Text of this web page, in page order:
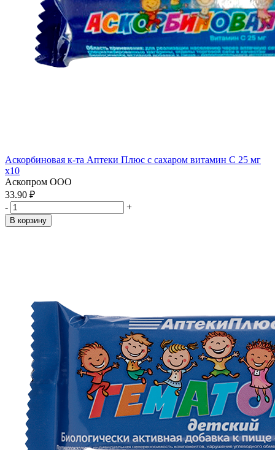
Аскорбиновая к-та Аптеки Плюс с сахаром витамин С 25 мг
x10
Аскопром ООО
33.90 ₽
-
+
В корзину